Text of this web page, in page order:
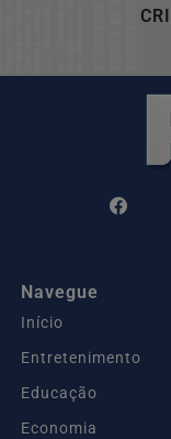
Navegue
Início
Entretenimento
Educação
Economia